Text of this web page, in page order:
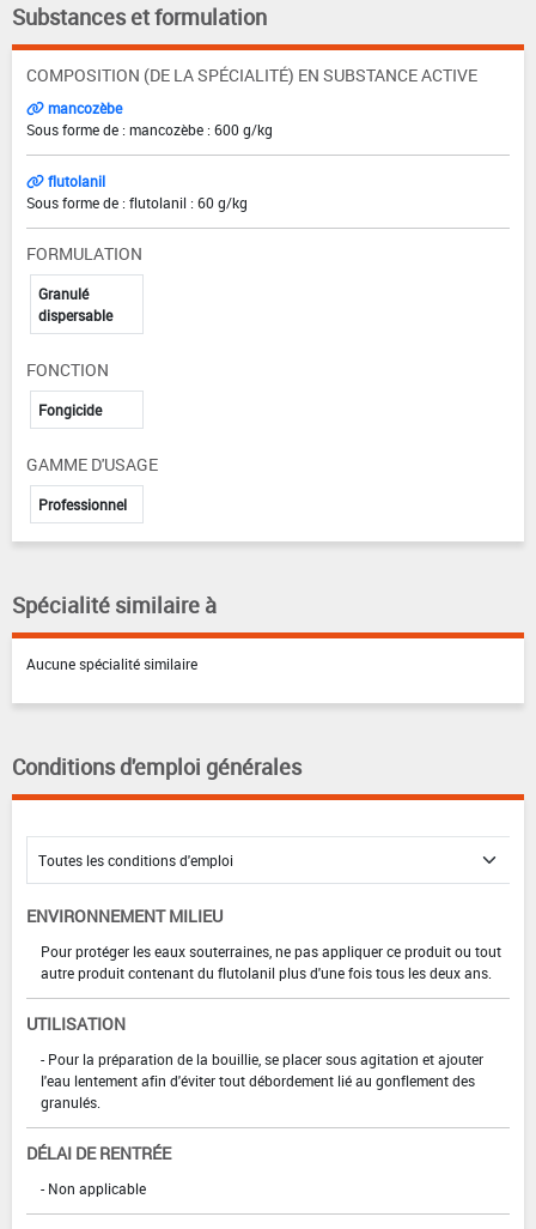
Substances et formulation
COMPOSITION (DE LA SPÉCIALITÉ) EN SUBSTANCE ACTIVE
mancozèbe
Sous forme de : mancozèbe : 600 g/kg
flutolanil
Sous forme de : flutolanil : 60 g/kg
FORMULATION
Granulé
dispersable
FONCTION
Fongicide
GAMME D'USAGE
Professionnel
Spécialité similaire à
Aucune spécialité similaire
Conditions d'emploi générales
ENVIRONNEMENT MILIEU
Pour protéger les eaux souterraines, ne pas appliquer ce produit ou tout
autre produit contenant du flutolanil plus d'une fois tous les deux ans.
UTILISATION
- Pour la préparation de la bouillie, se placer sous agitation et ajouter
l'eau lentement afin d'éviter tout débordement lié au gonflement des
granulés.
DÉLAI DE RENTRÉE
- Non applicable